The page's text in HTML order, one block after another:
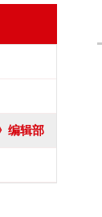
编辑部